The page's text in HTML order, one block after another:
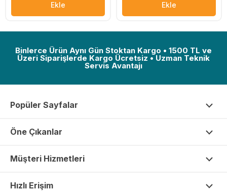
Ekle Ekle
Binlerce Ürün Aynı Gün Stoktan Kargo • 1500 TL ve
Üzeri Siparişlerde Kargo Ücretsiz • Uzman Teknik
Servis Avantajı
Popüler Sayfalar
Öne Çıkanlar
Müşteri Hizmetleri
Hızlı Erişim